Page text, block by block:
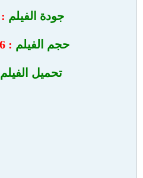
جودة الفيلم : DVDScr
حجم الفيلم : 698.46 MB
تحميل الفيلم